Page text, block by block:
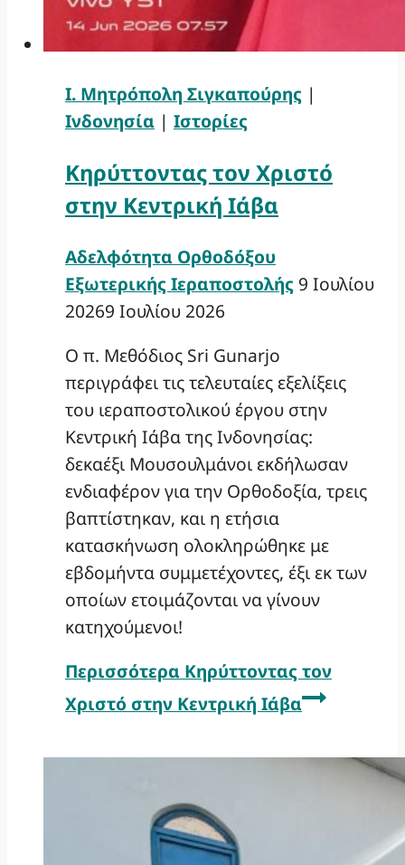
Ι. Μητρόπολη Σιγκαπούρης |
Ινδονησία | Ιστορίες
Κηρύττοντας τον Χριστό
στην Κεντρική Ιάβα
Αδελφότητα Ορθοδόξου
Εξωτερικής Ιεραποστολής 9 Ιουλίου
20269 Ιουλίου 2026
Ο π. Μεθόδιος Sri Gunarjo
περιγράφει τις τελευταίες εξελίξεις
του ιεραποστολικού έργου στην
Κεντρική Ιάβα της Ινδονησίας:
δεκαέξι Μουσουλμάνοι εκδήλωσαν
ενδιαφέρον για την Ορθοδοξία, τρεις
βαπτίστηκαν, και η ετήσια
κατασκήνωση ολοκληρώθηκε με
εβδομήντα συμμετέχοντες, έξι εκ των
οποίων ετοιμάζονται να γίνουν
κατηχούμενοι!
Περισσότερα Κηρύττοντας τον
Χριστό στην Κεντρική Ιάβα